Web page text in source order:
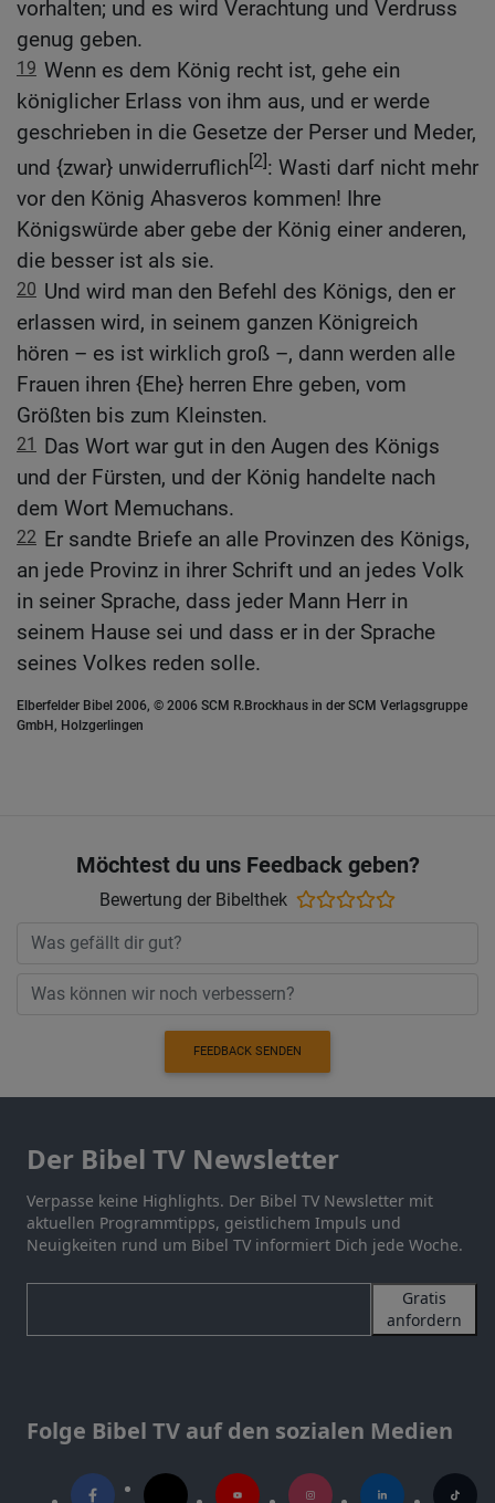
vorhalten; und es wird Verachtung und Verdruss
genug geben.
19 Wenn es dem König recht ist, gehe ein
königlicher Erlass von ihm aus, und er werde
geschrieben in die Gesetze der Perser und Meder,
und {zwar} unwiderruflich[2]: Wasti darf nicht mehr
vor den König Ahasveros kommen! Ihre
Königswürde aber gebe der König einer anderen,
die besser ist als sie.
20 Und wird man den Befehl des Königs, den er
erlassen wird, in seinem ganzen Königreich
hören – es ist wirklich groß –, dann werden alle
Frauen ihren {Ehe} herren Ehre geben, vom
Größten bis zum Kleinsten.
21 Das Wort war gut in den Augen des Königs
und der Fürsten, und der König handelte nach
dem Wort Memuchans.
22 Er sandte Briefe an alle Provinzen des Königs,
an jede Provinz in ihrer Schrift und an jedes Volk
in seiner Sprache, dass jeder Mann Herr in
seinem Hause sei und dass er in der Sprache
seines Volkes reden solle.
Elberfelder Bibel 2006, © 2006 SCM R.Brockhaus in der SCM Verlagsgruppe
GmbH, Holzgerlingen
Möchtest du uns Feedback geben?
Bewertung der Bibelthek
FEEDBACK SENDEN
Der Bibel TV Newsletter
Verpasse keine Highlights. Der Bibel TV Newsletter mit
aktuellen Programmtipps, geistlichem Impuls und
Neuigkeiten rund um Bibel TV informiert Dich jede Woche.
Gratis
anfordern
Folge Bibel TV auf den sozialen Medien